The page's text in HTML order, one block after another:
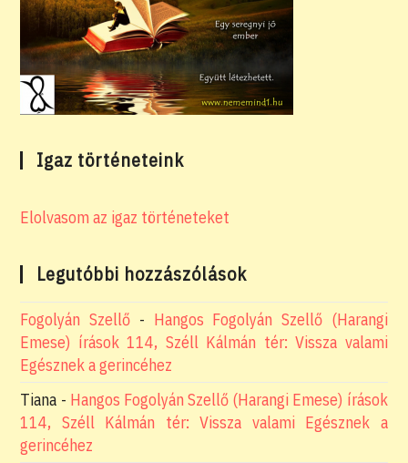
Igaz történeteink
Elolvasom az igaz történeteket
Legutóbbi hozzászólások
Fogolyán Szellő - Hangos Fogolyán Szellő (Harangi
Emese) írások 114, Széll Kálmán tér: Vissza valami
Egésznek a gerincéhez
Tiana - Hangos Fogolyán Szellő (Harangi Emese) írások
114, Széll Kálmán tér: Vissza valami Egésznek a
gerincéhez